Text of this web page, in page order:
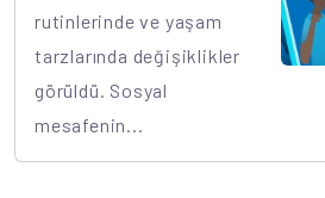
rutinlerinde ve yaşam
tarzlarında değişiklikler
görüldü. Sosyal
mesafenin...